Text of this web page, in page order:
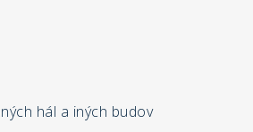
hál a iných budov